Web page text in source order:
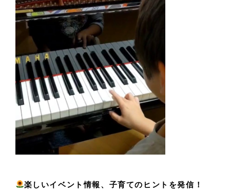
楽しいイベント情報、子育てのヒントを発信！